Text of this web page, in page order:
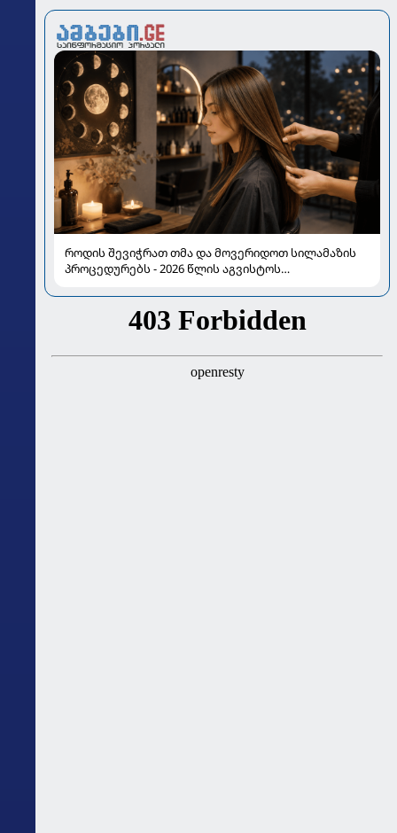
როდის შევიჭრათ თმა და მოვერიდოთ სილამაზის
პროცედურებს - 2026 წლის აგვისტოს